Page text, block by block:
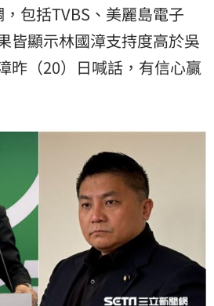
包括TVBS、美麗島電子
皆顯示林國漳支持度高於吳
昨（20）日喊話，有信心贏